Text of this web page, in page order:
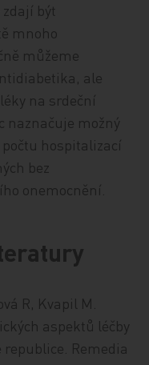
být
mnoho
můžeme
ale
na srdeční
naznačuje možný
hospitalizací
bez
onemocnění.
R, Kvapil M.
aspektů léčby
Remedia